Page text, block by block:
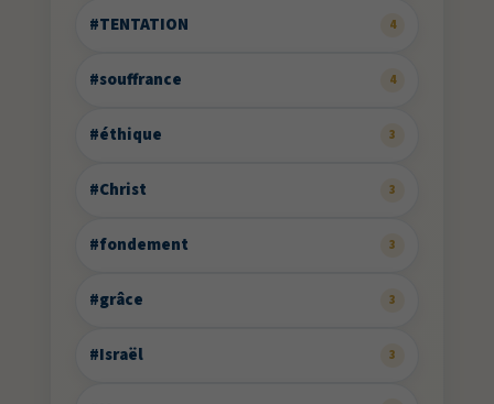
#TENTATION 4
#souffrance 4
#éthique 3
#Christ 3
#fondement 3
#grâce 3
#Israël 3